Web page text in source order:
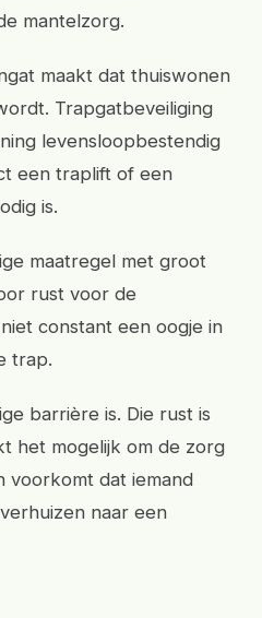
mantelzorg.
maakt dat thuiswonen
Trapgatbeveiliging
levensloopbestendig
een traplift of een
is.
maatregel met groot
rust voor de
constant een oogje in
trap.
barrière is. Die rust is
het mogelijk om de zorg
voorkomt dat iemand
naar een